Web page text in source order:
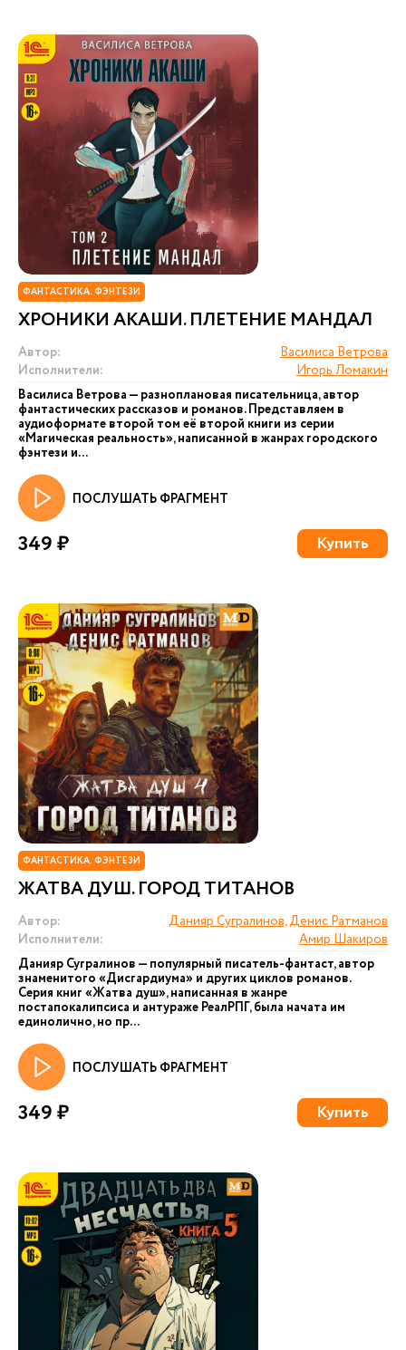
ФАНТАСТИКА. ФЭНТЕЗИ
ХРОНИКИ АКАШИ. ПЛЕТЕНИЕ МАНДАЛ
Автор:
Василиса Ветрова
Исполнители:
Игорь Ломакин
Василиса Ветрова — разноплановая писательница, автор
фантастических рассказов и романов. Представляем в
аудиоформате второй том её второй книги из серии
«Магическая реальность», написанной в жанрах городского
фэнтези и...
ПОСЛУШАТЬ ФРАГМЕНТ
349 ₽ Купить
ФАНТАСТИКА. ФЭНТЕЗИ
ЖАТВА ДУШ. ГОРОД ТИТАНОВ
Автор:
Данияр Сугралинов, Денис Ратманов
Исполнители:
Амир Шакиров
Данияр Сугралинов — популярный писатель-фантаст, автор
знаменитого «Дисгардиума» и других циклов романов.
Серия книг «Жатва душ», написанная в жанре
постапокалипсиса и антураже РеалРПГ, была начата им
единолично, но пр...
ПОСЛУШАТЬ ФРАГМЕНТ
349 ₽ Купить